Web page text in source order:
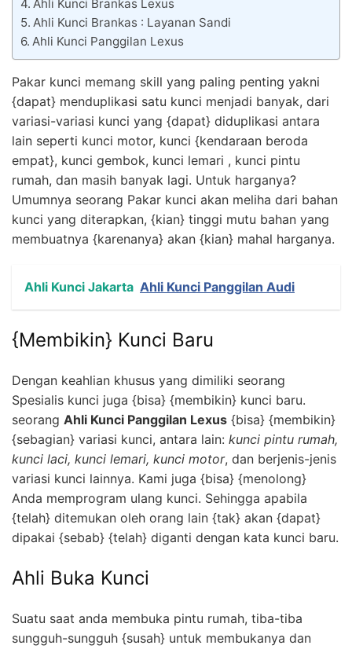
Ahli Kunci Brankas Lexus
Ahli Kunci Brankas : Layanan Sandi
Ahli Kunci Panggilan Lexus
Pakar kunci memang skill yang paling penting yakni
{dapat} menduplikasi satu kunci menjadi banyak, dari
variasi-variasi kunci yang {dapat} diduplikasi antara
lain seperti kunci motor, kunci {kendaraan beroda
empat}, kunci gembok, kunci lemari , kunci pintu
rumah, dan masih banyak lagi. Untuk harganya?
Umumnya seorang Pakar kunci akan meliha dari bahan
kunci yang diterapkan, {kian} tinggi mutu bahan yang
membuatnya {karenanya} akan {kian} mahal harganya.
Ahli Kunci Jakarta Ahli Kunci Panggilan Audi
{Membikin} Kunci Baru
Dengan keahlian khusus yang dimiliki seorang
Spesialis kunci juga {bisa} {membikin} kunci baru.
seorang Ahli Kunci Panggilan Lexus {bisa} {membikin}
{sebagian} variasi kunci, antara lain: kunci pintu rumah,
kunci laci, kunci lemari, kunci motor, dan berjenis-jenis
variasi kunci lainnya. Kami juga {bisa} {menolong}
Anda memprogram ulang kunci. Sehingga apabila
{telah} ditemukan oleh orang lain {tak} akan {dapat}
dipakai {sebab} {telah} diganti dengan kata kunci baru.
Ahli Buka Kunci
Suatu saat anda membuka pintu rumah, tiba-tiba
sungguh-sungguh {susah} untuk membukanya dan